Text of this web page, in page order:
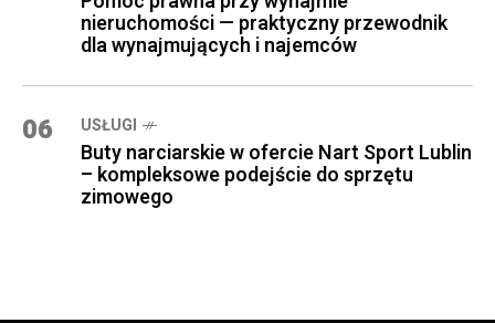
nieruchomości — praktyczny przewodnik
dla wynajmujących i najemców
06 USŁUGI
Buty narciarskie w ofercie Nart Sport Lublin
– kompleksowe podejście do sprzętu
zimowego